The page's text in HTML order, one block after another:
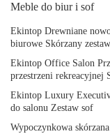
Meble do biur i sof
Ekintop Drewniane
biurowe Skórzany
Ekintop Office Salon
przestrzeni rekreacyjnej
Ekintop Luxury
do salonu Zestaw sof
Wypoczynkowa